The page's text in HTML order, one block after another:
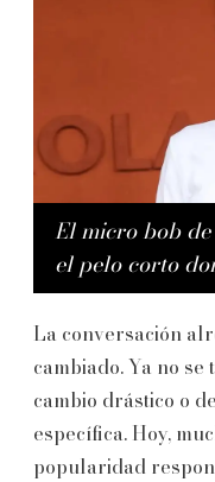
El micro bob
el pelo corto
La conversación
cambiado. Ya no
cambio drástico o
específica. Hoy,
popularidad